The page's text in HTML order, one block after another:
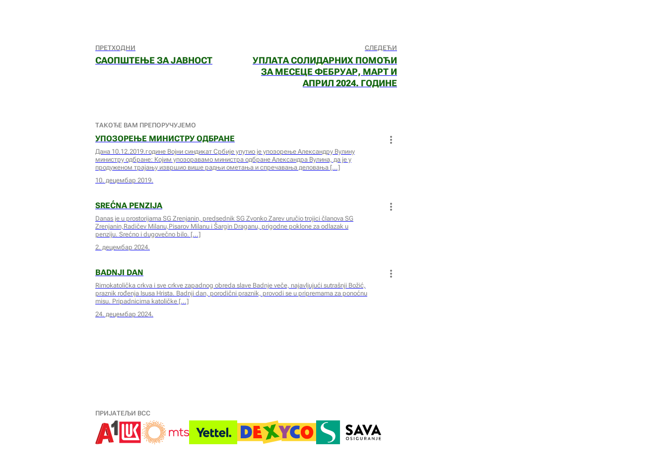
ПРЕТХОДНИ
САОПШТЕЊЕ ЗА ЈАВНОСТ
СЛЕДЕЋИ
УПЛАТА СОЛИДАРНИХ ПОМОЋИ
ЗА МЕСЕЦЕ ФЕБРУАР, МАРТ И
АПРИЛ 2024. ГОДИНЕ
ТАКОЂЕ ВАМ ПРЕПОРУЧУЈЕМО
УПОЗОРЕЊЕ МИНИСТРУ ОДБРАНЕ
Дана 10.12.2019.године Војни синдикат Србије упутио је упозорење Александру Вулину
министру одбране: Којим упозоравамо министра одбране Александра Вулина, да је у
продуженом трајању извршио више радњи ометања и спречавања деловања
10. децембар 2019.
SREĆNA PENZIJA
Danas je u prostorijama SG Zrenjanin, predsednik SG Zvonko Zarev uručio trojici članova SG
Zrenjanin,Radičev Milanu,Pisarov Milanu i Šargin Draganu, prigodne poklone za odlazak u
penziju. Srećno i dugovečno bilo.
2. децембар 2024.
BADNJI DAN
Rimokatolička crkva i sve crkve zapadnog obreda slave Badnje veče, najavljujući sutrašnji Božić,
praznik rođenja Isusa Hrista. Badnji dan, porodični praznik, provodi se u pripremama za ponoćnu
misu. Pripadnicima katoličke
24. децембар 2024.
ПРИЈАТЕЉИ ВСС